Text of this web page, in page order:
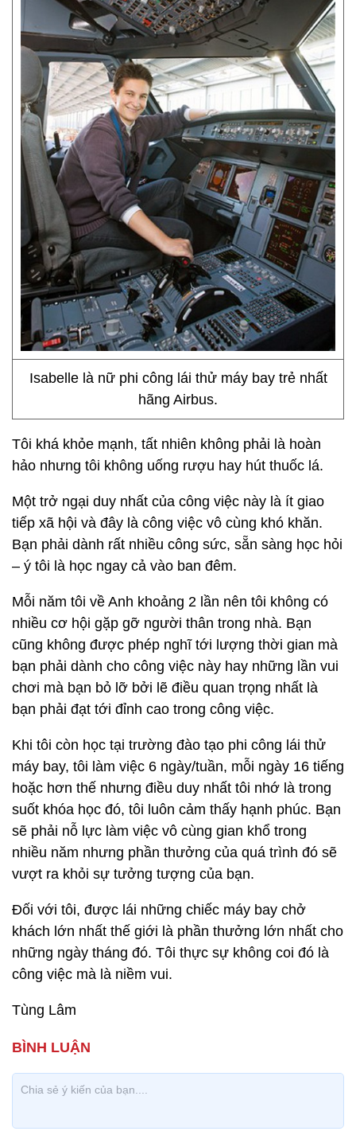
Isabelle là nữ phi công lái thử máy bay trẻ nhất
hãng Airbus.
Tôi khá khỏe mạnh, tất nhiên không phải là hoàn
hảo nhưng tôi không uống rượu hay hút thuốc lá.
Một trở ngại duy nhất của công việc này là ít giao
tiếp xã hội và đây là công việc vô cùng khó khăn.
Bạn phải dành rất nhiều công sức, sẵn sàng học hỏi
– ý tôi là học ngay cả vào ban đêm.
Mỗi năm tôi về Anh khoảng 2 lần nên tôi không có
nhiều cơ hội gặp gỡ người thân trong nhà. Bạn
cũng không được phép nghĩ tới lượng thời gian mà
bạn phải dành cho công việc này hay những lần vui
chơi mà bạn bỏ lỡ bởi lẽ điều quan trọng nhất là
bạn phải đạt tới đỉnh cao trong công việc.
Khi tôi còn học tại trường đào tạo phi công lái thử
máy bay, tôi làm việc 6 ngày/tuần, mỗi ngày 16 tiếng
hoặc hơn thế nhưng điều duy nhất tôi nhớ là trong
suốt khóa học đó, tôi luôn cảm thấy hạnh phúc. Bạn
sẽ phải nỗ lực làm việc vô cùng gian khổ trong
nhiều năm nhưng phần thưởng của quá trình đó sẽ
vượt ra khỏi sự tưởng tượng của bạn.
Đối với tôi, được lái những chiếc máy bay chở
khách lớn nhất thế giới là phần thưởng lớn nhất cho
những ngày tháng đó. Tôi thực sự không coi đó là
công việc mà là niềm vui.
Tùng Lâm